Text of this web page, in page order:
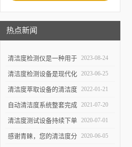
热点新闻
清洁度检测仪是一种用于
评估物体表面清洁程度的
重要工具
2023-08-24
清洁度检测设备是现代化
生产中*一环
2023-06-25
清洁度萃取设备的清洁度
测试对于不同系统的组件
有不同的意义
2022-01-21
自动清洁度系统整套完成
交付——吉林客户
2021-07-20
清洁度测试设备持续下单 2020-07-01
感谢青睐，您的清洁度分 2020-06-05